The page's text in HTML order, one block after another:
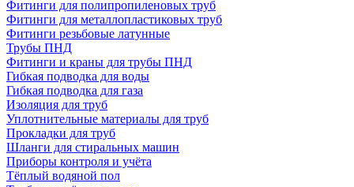
Фитинги для полипропиленовых труб
Фитинги для металлопластиковых труб
Фитинги резьбовые латунные
Трубы ПНД
Фитинги и краны для трубы ПНД
Гибкая подводка для воды
Гибкая подводка для газа
Изоляция для труб
Уплотнительные материалы для труб
Прокладки для труб
Шланги для стиральных машин
Приборы контроля и учёта
Тёплый водяной пол